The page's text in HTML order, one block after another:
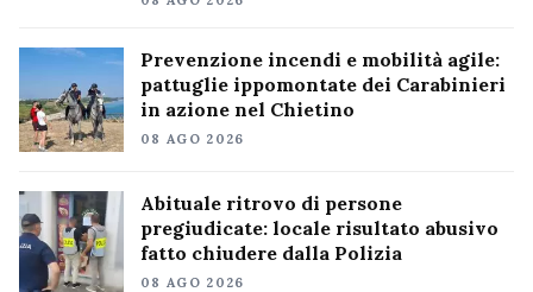
Prevenzione incendi e mobilità agile:
pattuglie ippomontate dei Carabinieri
in azione nel Chietino
08 AGO 2026
Abituale ritrovo di persone
pregiudicate: locale risultato abusivo
fatto chiudere dalla Polizia
08 AGO 2026